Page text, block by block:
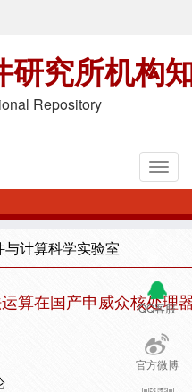
研究所机构
Repository
与计算科学实验室
QQ客服
官方微博
算在国产申威众核处理